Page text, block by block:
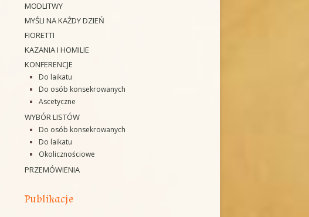
MODLITWY
MYŚLI NA KAŻDY DZIEŃ
FIORETTI
KAZANIA I HOMILIE
KONFERENCJE
Do laikatu
Do osób konsekrowanych
Ascetyczne
WYBÓR LISTÓW
Do osób konsekrowanych
Do laikatu
Okolicznościowe
PRZEMÓWIENIA
Publikacje